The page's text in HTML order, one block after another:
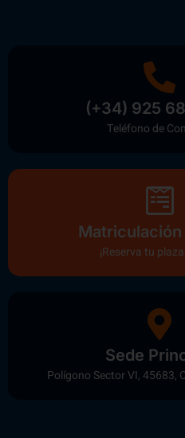
(+34) 925
Teléfono de
¡Reserva tu
Sede
Polígono Sector VI, 45683,